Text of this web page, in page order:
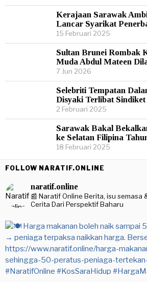
Kerajaan Sarawak
Lancar Syarikat
15 Februari 2025
Sultan Brunei Rombak
Muda Abdul Mateen
7 Jun 2026
Selebriti Tempatan
Disyaki Terlibat
2 Februari 2025
Sarawak Bakal
ke Selatan Filipina
18 Februari 2025
FOLLOW NARATIF.ONLINE
naratif.online
📰 Naratif Online Berita, isu semasa
Cerita Dari Perspektif Baharu